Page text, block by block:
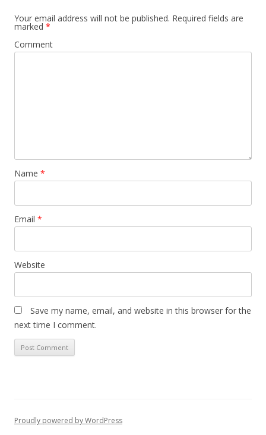
Your email address will not be published. Required fields are
marked *
Comment
Name *
Email *
Website
Save my name, email, and website in this browser for the
next time I comment.
Proudly powered by WordPress